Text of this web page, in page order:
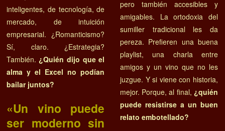
inteligentes, de tecnología, de
mercado, de intuición
empresarial. ¿Romanticismo?
Sí, claro. ¿Estrategia?
También.¿Quién dijo que el
alma y el Excel no podían
bailar juntos?
«Un vino puede
ser moderno sin
pero también accesibles y
amigables. La ortodoxia del
sumiller tradicional les da
pereza. Prefieren una buena
playlist, una charla entre
amigos y un vino que no les
juzgue. Y si viene con historia,
mejor. Porque, al final, ¿quién
puede resistirse a un buen
relato embotellado?